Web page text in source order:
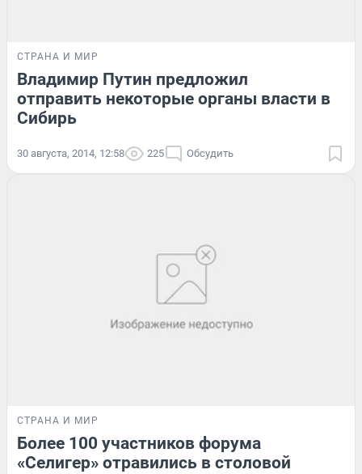
СТРАНА И МИР
Владимир Путин предложил
отправить некоторые органы власти в
Сибирь
30 августа, 2014, 12:58 225 Обсудить
СТРАНА И МИР
Более 100 участников форума
«Селигер» отравились в столовой